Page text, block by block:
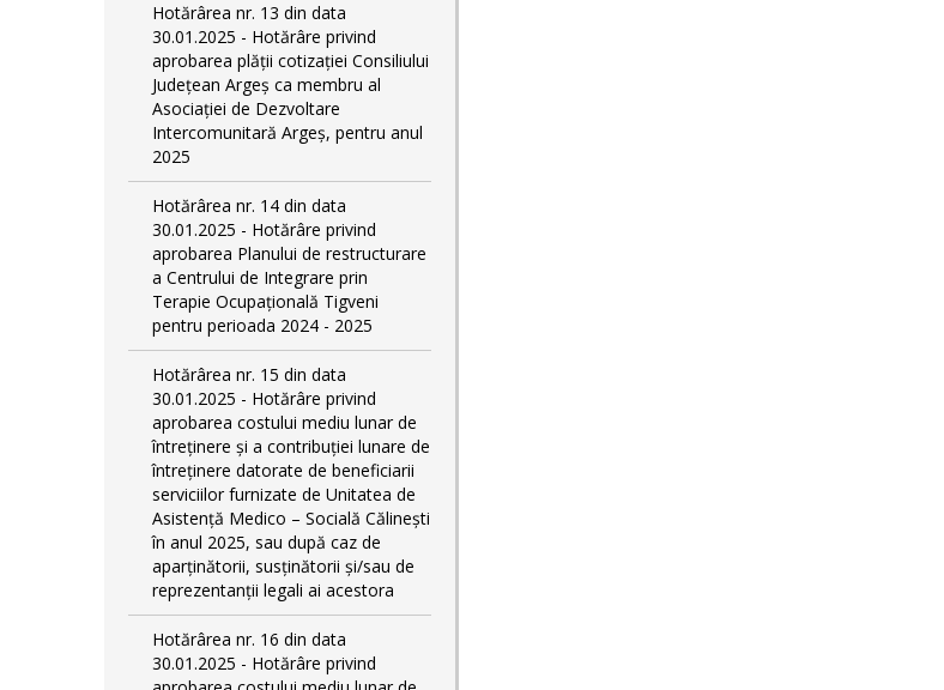
Hotărârea nr. 13 din data
30.01.2025 - Hotărâre privind
aprobarea plății cotizației Consiliului
Județean Argeș ca membru al
Asociației de Dezvoltare
Intercomunitară Argeș, pentru anul
2025
Hotărârea nr. 14 din data
30.01.2025 - Hotărâre privind
aprobarea Planului de restructurare
a Centrului de Integrare prin
Terapie Ocupațională Tigveni
pentru perioada 2024 - 2025
Hotărârea nr. 15 din data
30.01.2025 - Hotărâre privind
aprobarea costului mediu lunar de
întreținere și a contribuției lunare de
întreținere datorate de beneficiarii
serviciilor furnizate de Unitatea de
Asistență Medico – Socială Călineşti
în anul 2025, sau după caz de
aparținătorii, susținătorii și/sau de
reprezentanții legali ai acestora
Hotărârea nr. 16 din data
30.01.2025 - Hotărâre privind